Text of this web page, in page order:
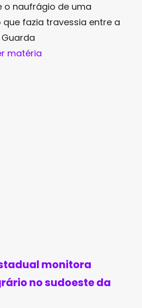
o naufrágio de uma
fazia travessia entre a
matéria
monitora
no sudoeste da